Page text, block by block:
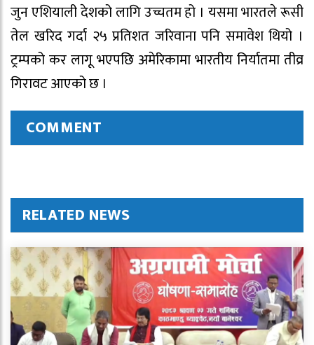
जुन एशियाली देशको लागि उच्चतम हो । यसमा भारतले रूसी
तेल खरिद गर्दा २५ प्रतिशत जरिवाना पनि समावेश थियो ।
ट्रम्पको कर लागू भएपछि अमेरिकामा भारतीय निर्यातमा तीव्र
गिरावट आएको छ ।
COMMENT
RELATED NEWS